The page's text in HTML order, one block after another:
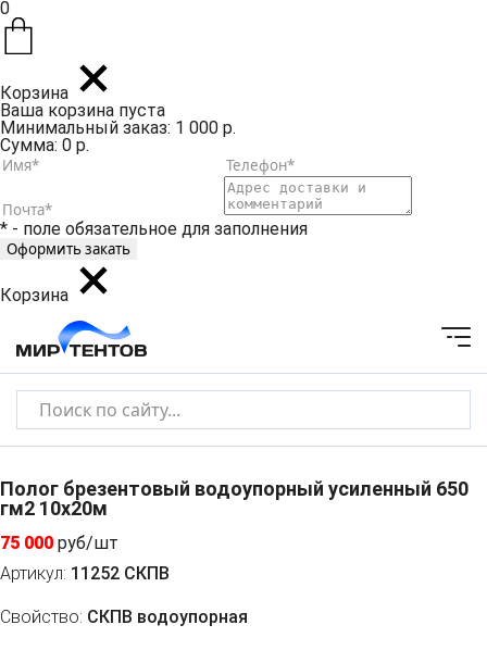
0
Корзина
Ваша корзина пуста
Минимальный заказ: 1 000 р.
Сумма: 0 р.
* - поле обязательное для заполнения
Корзина
Полог брезентовый водоупорный усиленный 650
гм2 10x20м
75 000 руб/шт
Артикул: 11252 СКПВ
Свойство: СКПВ водоупорная